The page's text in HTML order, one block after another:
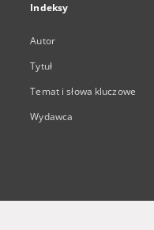
Indeksy
Autor
Tytuł
Temat i słowa kluczowe
Wydawca